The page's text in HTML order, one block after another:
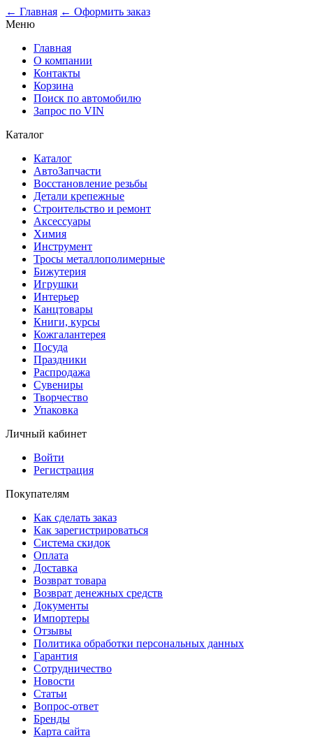
← Главная ← Оформить заказ
Меню
Главная
О компании
Контакты
Корзина
Поиск по автомобилю
Запрос по VIN
Каталог
Каталог
АвтоЗапчасти
Восстановление резьбы
Детали крепежные
Строительство и ремонт
Аксессуары
Химия
Инструмент
Тросы металлополимерные
Бижутерия
Игрушки
Интерьер
Канцтовары
Книги, курсы
Кожгалантерея
Посуда
Праздники
Распродажа
Сувениры
Творчество
Упаковка
Личный кабинет
Войти
Регистрация
Покупателям
Как сделать заказ
Как зарегистрироваться
Система скидок
Оплата
Доставка
Возврат товара
Возврат денежных средств
Документы
Импортеры
Отзывы
Политика обработки персональных данных
Гарантия
Сотрудничество
Новости
Статьи
Вопрос-ответ
Бренды
Карта сайта